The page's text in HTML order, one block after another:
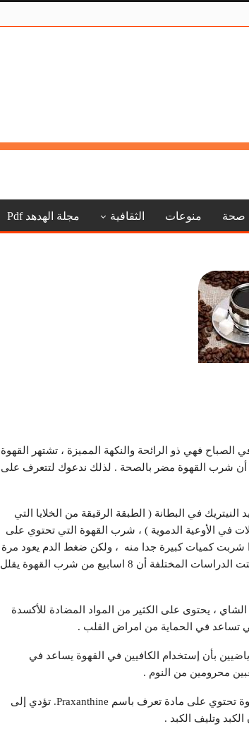
صحة منوعات الثقافية مجلة الهدهد Pdf
الصباح فهي ذو الرائحة والنكهة المميزة ، تشتهر القهوة
أن شرب القهوة مضر بالصحة . لذلك ندعوك لتتعرف على
في البطانة ( الطبقة الرقيقة من الخلايا التي
في الأوعية الدموية ) ، شرب القهوة التي تحتوي على
شربت كميات كبيرة جدا منه ، ولكن ضغط الدم يعود مرة
أخرى لوضعه الطبيعي عندما تكون القهوة بدون كافيين . ولقد اثبتت الدراسات المختلفة أن 8 اسابيع من شرب القهوة يقلل
، يحتوى على الكثير من المواد المضادة للأكسدة
تساعد في الحماية من امراض القلب .
بأن إستخدام الكافيين في القهوة يساعد في
محرومين من النوم .
4. القهوة تقلل من خطر الإصابة بسرطان الكبد وتليف الكبد القهوة تحتوي على مادة تعرف باسم Praxanthine. تؤدي إلى
وتليف الكبد .